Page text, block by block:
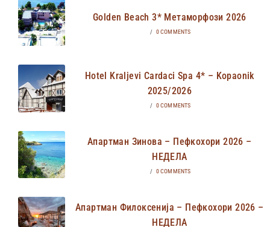
Golden Beach 3* Метаморфози 2026
/ 0 COMMENTS
Hotel Kraljevi Cardaci Spa 4* – Kopaonik
2025/2026
/ 0 COMMENTS
Апартман Зинова – Пефкохори 2026 –
НЕДЕЛА
/ 0 COMMENTS
Апартман Филоксенија – Пефкохори 2026 –
НЕДЕЛА